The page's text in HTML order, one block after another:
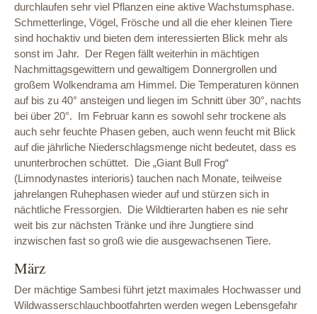
durchlaufen sehr viel Pflanzen eine aktive Wachstumsphase.
Schmetterlinge, Vögel, Frösche und all die eher kleinen Tiere
sind hochaktiv und bieten dem interessierten Blick mehr als
sonst im Jahr. Der Regen fällt weiterhin in mächtigen
Nachmittagsgewittern und gewaltigem Donnergrollen und
großem Wolkendrama am Himmel. Die Temperaturen können
auf bis zu 40° ansteigen und liegen im Schnitt über 30°, nachts
bei über 20°. Im Februar kann es sowohl sehr trockene als
auch sehr feuchte Phasen geben, auch wenn feucht mit Blick
auf die jährliche Niederschlagsmenge nicht bedeutet, dass es
ununterbrochen schüttet. Die „Giant Bull Frog“
(Limnodynastes interioris) tauchen nach Monate, teilweise
jahrelangen Ruhephasen wieder auf und stürzen sich in
nächtliche Fressorgien. Die Wildtierarten haben es nie sehr
weit bis zur nächsten Tränke und ihre Jungtiere sind
inzwischen fast so groß wie die ausgewachsenen Tiere.
März
Der mächtige Sambesi führt jetzt maximales Hochwasser und
Wildwasserschlauchbootfahrten werden wegen Lebensgefahr